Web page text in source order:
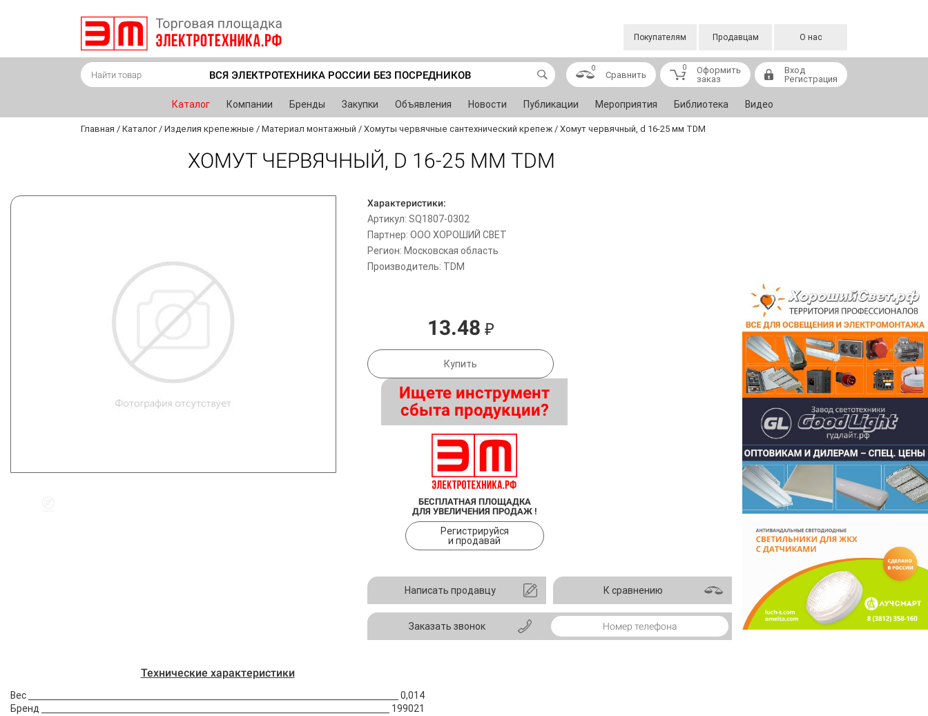
Покупателям Продавцам О нас
ВСЯ ЭЛЕКТРОТЕХНИКА РОССИИ БЕЗ ПОСРЕДНИКОВ
0
Сравнить
0
Оформить
заказ
Вход
Регистрация
Каталог Компании Бренды Закупки Объявления Новости Публикации Мероприятия Библиотека Видео
Главная / Каталог / Изделия крепежные / Материал монтажный / Хомуты червячные сантехнический крепеж / Хомут червячный, d 16-25 мм TDM
ХОМУТ ЧЕРВЯЧНЫЙ, D 16-25 ММ TDM
Характеристики:
Артикул: SQ1807-0302
Партнер: ООО ХОРОШИЙ СВЕТ
Регион: Московская область
Производитель: TDM
13.48 ₽
Купить
Ищете инструмент
сбыта продукции?
БЕСПЛАТНАЯ ПЛОЩАДКА
ДЛЯ УВЕЛИЧЕНИЯ ПРОДАЖ !
Регистрируйся
и продавай
Написать продавцу К сравнению
Заказать звонок
Технические характеристики
Вес
0,014
Бренд
199021